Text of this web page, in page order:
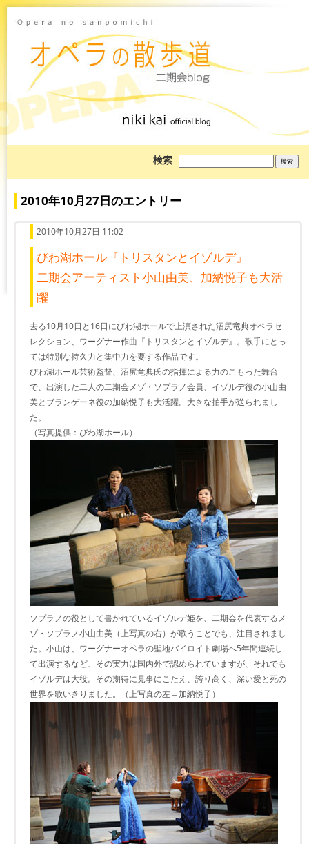
検索
を
索:
2010年10月27日のエントリー
2010年10月27日 11:02
びわ湖ホール『トリスタンとイゾルデ』
二期会アーティスト小山由美、加納悦子も大活
躍
去る10月10日と16日にびわ湖ホールで上演された沼尻竜典オペラセ
レクション、ワーグナー作曲『トリスタンとイゾルデ』。歌手にとっ
ては特別な持久力と集中力を要する作品です。
びわ湖ホール芸術監督、沼尻竜典氏の指揮による力のこもった舞台
で、出演した二人の二期会メゾ・ソプラノ会員、イゾルデ役の小山由
美とブランゲーネ役の加納悦子も大活躍。大きな拍手が送られまし
た。
（写真提供：びわ湖ホール）
ソプラノの役として書かれているイゾルデ姫を、二期会を代表するメ
ゾ・ソプラノ小山由美（上写真の右）が歌うことでも、注目されまし
た。小山は、ワーグナーオペラの聖地バイロイト劇場へ5年間連続し
て出演するなど、その実力は国内外で認められていますが、それでも
イゾルデは大役。その期待に見事にこたえ、誇り高く、深い愛と死の
世界を歌いきりました。（上写真の左＝加納悦子）